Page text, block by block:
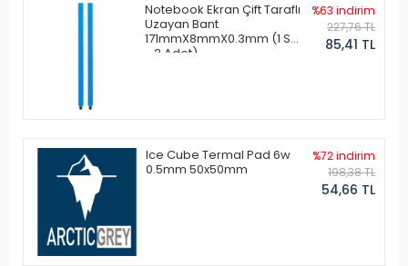
Notebook Ekran Çift Taraflı
Uzayan Bant
171mmX8mmX0.3mm (1 Set
- 2 Adet)
%63 indirim
227,76 TL
85,41 TL
Ice Cube Termal Pad 6w
0.5mm 50x50mm
%72 indirim
198,38 TL
54,66 TL